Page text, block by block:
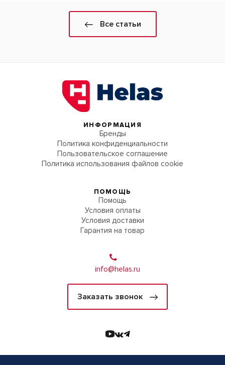
Все статьи
ИНФОРМАЦИЯ
Бренды
Политика конфиденциальности
Пользовательское соглашение
Политика использования файлов cookie
ПОМОЩЬ
Помощь
Условия оплаты
Условия доставки
Гарантия на товар
info@helas.ru
Заказать звонок